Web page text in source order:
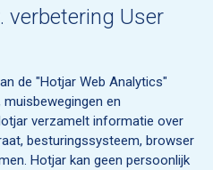
verbetering User
de "Hotjar Web Analytics"
en
verzamelt informatie over
besturingssysteem, browser
Hotjar kan geen persoonlijk